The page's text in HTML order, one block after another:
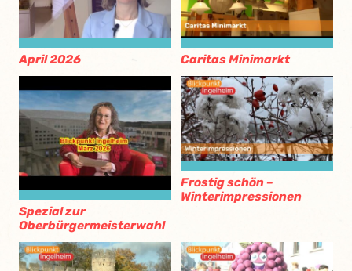
April 2026 Caritas Minimarkt
Spezial zur
Oberbürgermeisterwahl
Frostig schön –
Winterimpressionen